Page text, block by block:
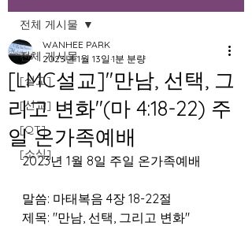
전체 게시물
[설교]
[선교]
[QT]
[소식]
전체 게시물
[LMC설교]"만남, 선택, 그
리고 변화"(마 4:18-22) 주
일 온가족예배
WANHEE PARK
2023년 1월 13일 1분 분량
2023년 1월 8일 주일 온가족예배
말씀: 마태복음 4장 18-22절
제목: "만남, 선택, 그리고 변화"